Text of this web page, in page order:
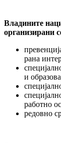
Владините
организирани
рана
и
работно
редовно